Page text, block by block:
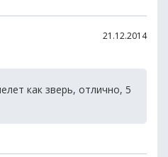
21.12.2014
как зверь, отлично, 5